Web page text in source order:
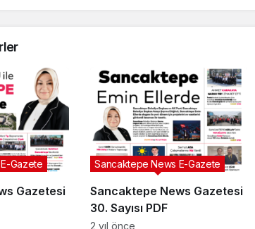
Gazetesi
Gazete
Sancaktepe News Gazetesi
30. Sayısı PDF
Sancaktepe News E-Gazete
2 yıl önce